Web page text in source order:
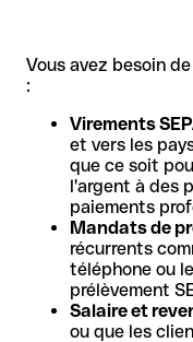
Vous avez besoin
:
Virements
et vers les
que ce soit
l'argent à des
paiements
Mandats de
récurrents
téléphone ou
prélèvement
Salaire et
ou que les